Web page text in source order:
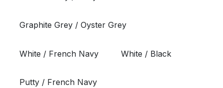
Graphite Grey / Oyster Grey
White / French Navy White / Black
Putty / French Navy